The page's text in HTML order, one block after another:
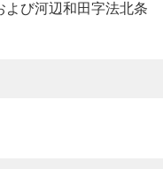
び河辺和田字法北条